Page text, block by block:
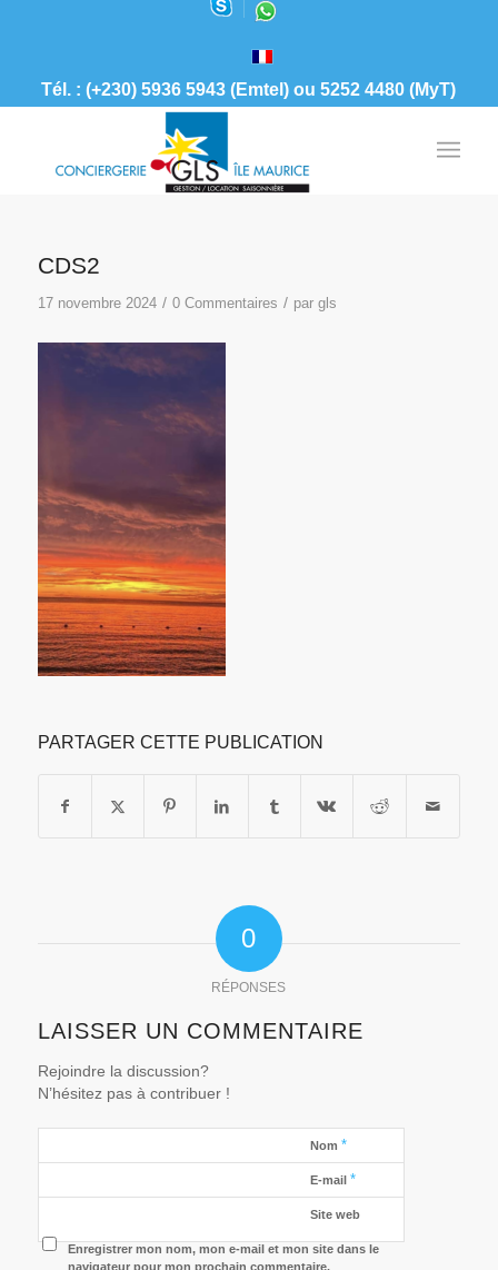
Tél. : (+230) 5936 5943 (Emtel) ou 5252 4480 (MyT)
CDS2
17 novembre 2024 / 0 Commentaires / par gls
PARTAGER CETTE PUBLICATION
0
RÉPONSES
LAISSER UN COMMENTAIRE
Rejoindre la discussion?
N’hésitez pas à contribuer !
Nom *
E-mail *
Site web
Enregistrer mon nom, mon e-mail et mon site dans le
navigateur pour mon prochain commentaire.